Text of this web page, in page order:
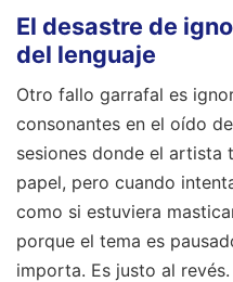
El desastre de
del lenguaje
Otro fallo garrafal es
consonantes en el oído
sesiones donde el artista
papel, pero cuando
como si estuviera
porque el tema es
importa. Es justo al